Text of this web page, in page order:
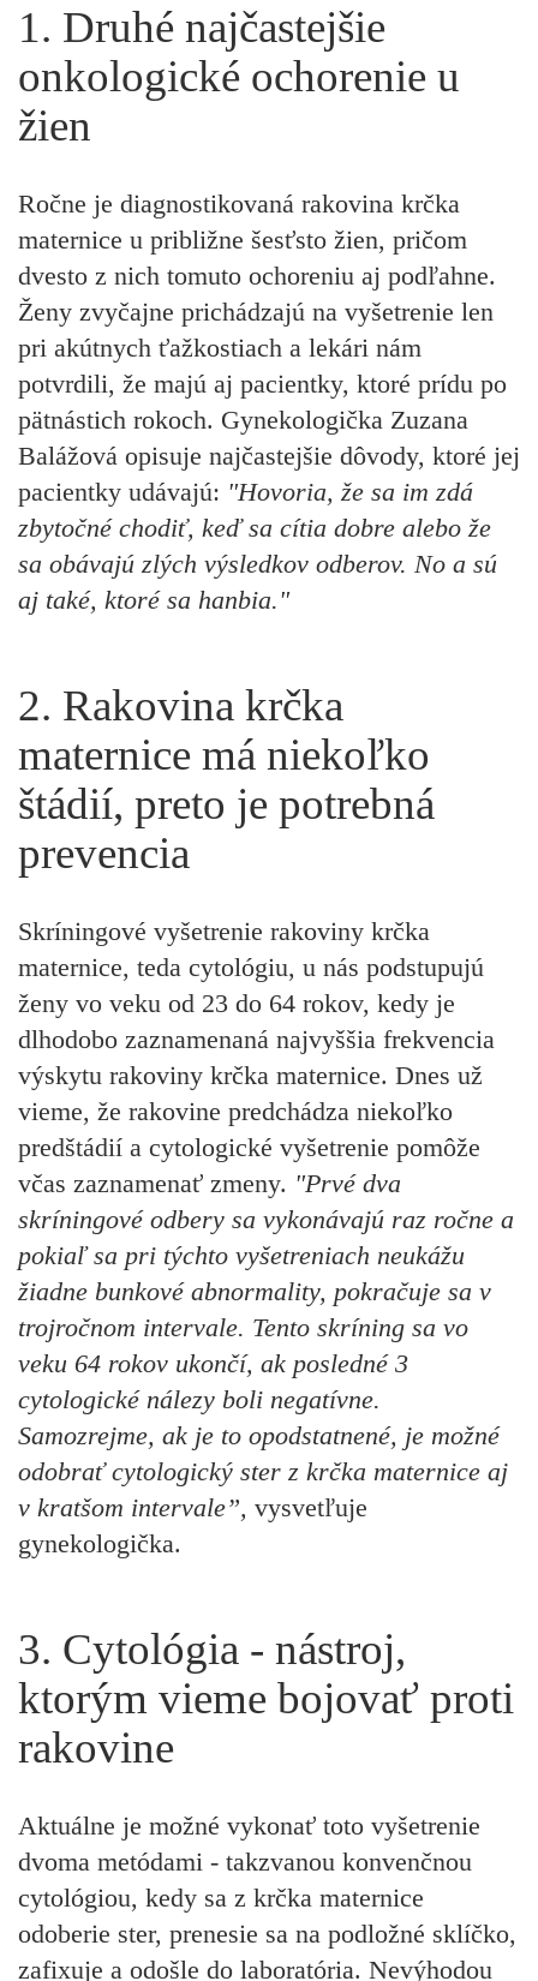
1. Druhé najčastejšie
onkologické ochorenie u
žien
Ročne je diagnostikovaná rakovina krčka
maternice u približne šesťsto žien, pričom
dvesto z nich tomuto ochoreniu aj podľahne.
Ženy zvyčajne prichádzajú na vyšetrenie len
pri akútnych ťažkostiach a lekári nám
potvrdili, že majú aj pacientky, ktoré prídu po
pätnástich rokoch. Gynekologička Zuzana
Balážová opisuje najčastejšie dôvody, ktoré jej
pacientky udávajú: "Hovoria, že sa im zdá
zbytočné chodiť, keď sa cítia dobre alebo že
sa obávajú zlých výsledkov odberov. No a sú
aj také, ktoré sa hanbia."
2. Rakovina krčka
maternice má niekoľko
štádií, preto je potrebná
prevencia
Skríningové vyšetrenie rakoviny krčka
maternice, teda cytológiu, u nás podstupujú
ženy vo veku od 23 do 64 rokov, kedy je
dlhodobo zaznamenaná najvyššia frekvencia
výskytu rakoviny krčka maternice. Dnes už
vieme, že rakovine predchádza niekoľko
predštádií a cytologické vyšetrenie pomôže
včas zaznamenať zmeny. "Prvé dva
skríningové odbery sa vykonávajú raz ročne a
pokiaľ sa pri týchto vyšetreniach neukážu
žiadne bunkové abnormality, pokračuje sa v
trojročnom intervale. Tento skríning sa vo
veku 64 rokov ukončí, ak posledné 3
cytologické nálezy boli negatívne.
Samozrejme, ak je to opodstatnené, je možné
odobrať cytologický ster z krčka maternice aj
v kratšom intervale”, vysvetľuje
gynekologička.
3. Cytológia - nástroj,
ktorým vieme bojovať proti
rakovine
Aktuálne je možné vykonať toto vyšetrenie
dvoma metódami - takzvanou konvenčnou
cytológiou, kedy sa z krčka maternice
odoberie ster, prenesie sa na podložné sklíčko,
zafixuje a odošle do laboratória. Nevýhodou